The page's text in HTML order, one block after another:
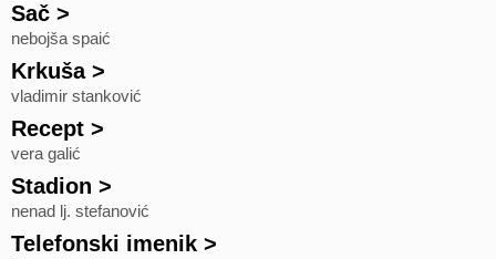
Sač >
nebojša spaić
Krkuša>
vladimir stanković
Recept >
vera galić
Stadion >
nenad lj. stefanović
Telefonski imenik >